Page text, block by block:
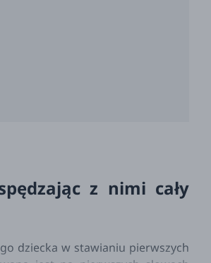
z nimi cały
dziecka w stawianiu pierwszych